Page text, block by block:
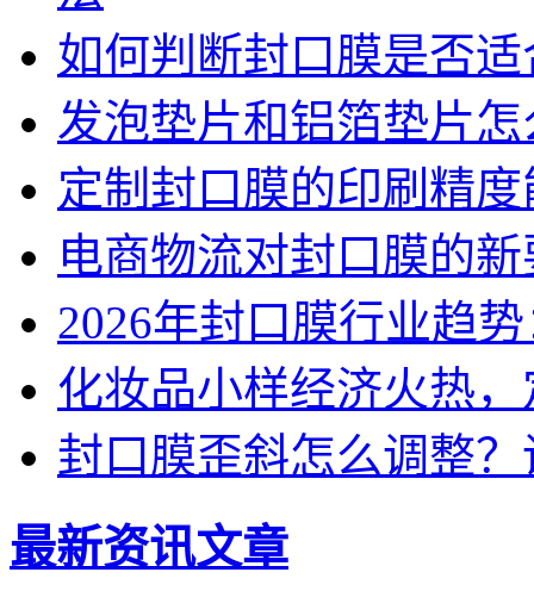
如何判断封口膜是否
发泡垫片和铝箔垫片
定制封口膜的印刷精
电商物流对封口膜的
2026年封口膜行业趋
化妆品小样经济火热
封口膜歪斜怎么调整
最新资讯文章